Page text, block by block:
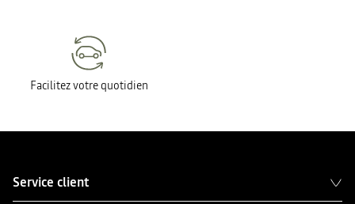
Facilitez votre quotidien
Service client